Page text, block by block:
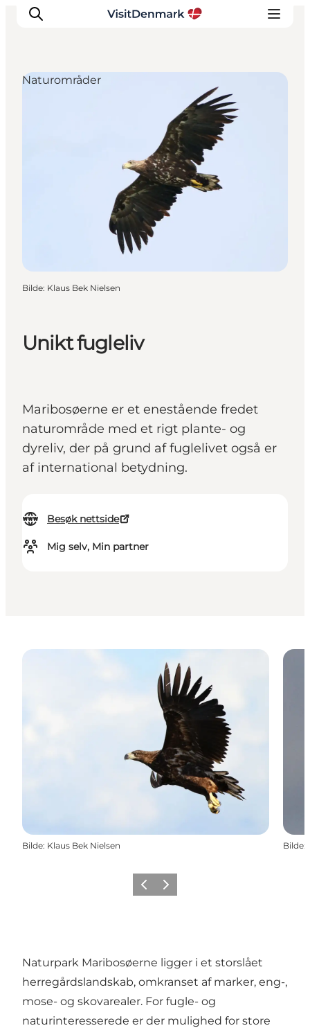
Planlegg reisen
Unikt fugleliv
Maribosøerne er et enestående fredet
naturområde med et rigt plante- og
dyreliv, der på grund af fuglelivet også er
af international betydning.
Besøk nettside
Mig selv, Min partner
Naturområder
Bilde: Klaus Bek Nielsen
Bilde: Klaus Bek Nielsen Bilde:
ForrigeNeste
Naturpark Maribosøerne ligger i et storslået
herregårdslandskab, omkranset af marker, eng-,
mose- og skovarealer. For fugle- og
naturinteresserede er der mulighed for store